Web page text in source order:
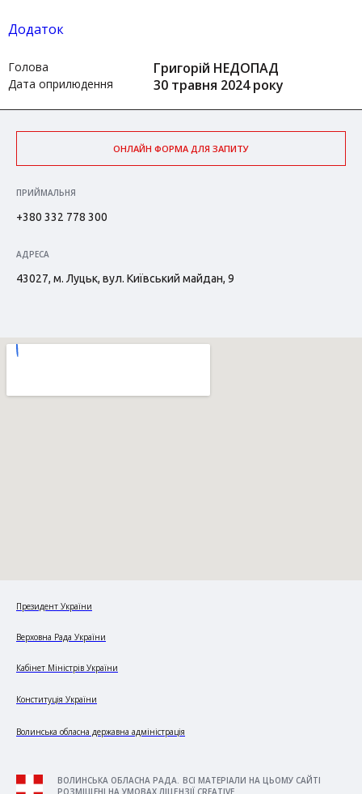
Додаток
Голова Григорій НЕДОПАД
Дата оприлюдення 30 травня 2024 року
ОНЛАЙН ФОРМА ДЛЯ ЗАПИТУ
ПРИЙМАЛЬНЯ
+380 332 778 300
АДРЕСА
43027, м. Луцьк, вул. Київський майдан, 9
Президент України
Верховна Рада України
Кабінет Міністрів України
Конституція України
Волинська обласна державна адміністрація
ВОЛИНСЬКА ОБЛАСНА РАДА. ВСІ МАТЕРІАЛИ НА ЦЬОМУ САЙТІ
РОЗМІЩЕНІ НА УМОВАХ ЛІЦЕНЗІЇ CREATIVE